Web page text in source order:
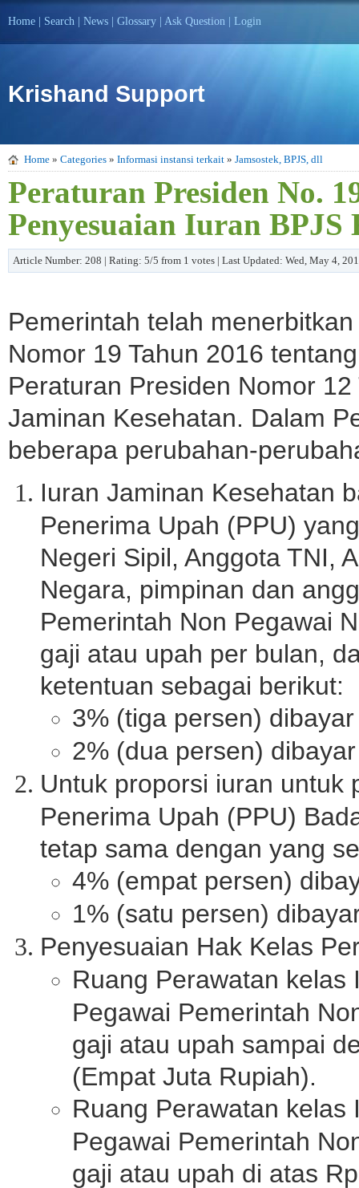
Home Search News Glossary Ask Question Login
Krishand Support
Home » Categories » Informasi instansi terkait » Jamsostek, BPJS, dll
Peraturan Presiden No.
Penyesuaian Iuran BPJS
Article Number: 208 | Rating: 5/5 from 1 votes | Last Updated: Wed, May 4,
Pemerintah telah
Nomor 19 Tahun 2016
Peraturan Presiden Nomor
Jaminan Kesehatan. Dalam
beberapa perubahan-
Iuran Jaminan Kesehatan
Penerima Upah (PPU)
Negeri Sipil, Anggota TNI,
Negara, pimpinan dan
Pemerintah Non Pegawai
gaji atau upah per bulan,
ketentuan sebagai berikut:
3% (tiga persen)
2% (dua persen)
Untuk proporsi iuran untuk
Penerima Upah (PPU)
tetap sama dengan yang
4% (empat persen)
1% (satu persen)
Penyesuaian Hak Kelas
Ruang Perawatan kelas
Pegawai Pemerintah
gaji atau upah sampai
(Empat Juta Rupiah).
Ruang Perawatan kelas
Pegawai Pemerintah
gaji atau upah di atas